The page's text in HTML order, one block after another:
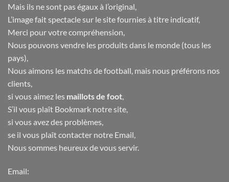
Mais ils ne sont pas égaux à l’original,
L’image fait spectacle sur le site fournies à titre indicatif,
Merci pour votre compréhension,
Nous pouvons vendre les produits dans le monde (tous les
pays),
Nous aimons les matchs de football, mais nous préférons nos
clients,
si vous aimez les maillots de foot,
S’il vous plaît Bookmark notre site,
si vous avez des problèmes,
se il vous plaît contacter notre Email,
Nous sommes heureux de vous servir.
Email: